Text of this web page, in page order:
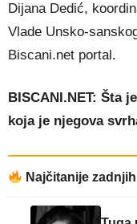
Dijana Dedić,
Vlade Unsko-
Biscani.net portal.
BISCANI.NET: Šta
koja je njegova
Najčitanije